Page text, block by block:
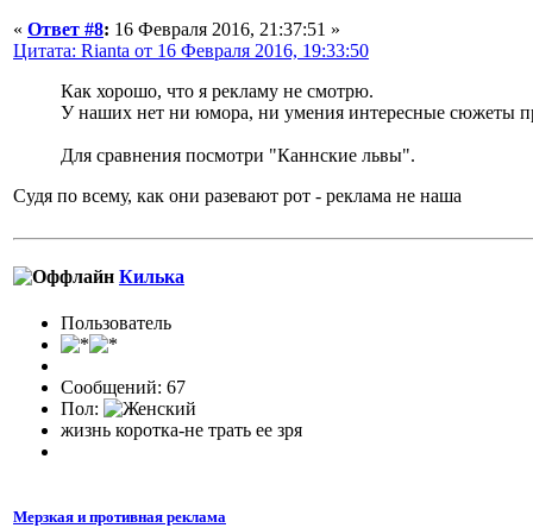
« Ответ #8: 16 Февраля 2016, 21:37:51 »
Цитата: Rianta от 16 Февраля 2016, 19:33:50
Как хорошо, что я рекламу не смотрю.
У наших нет ни юмора, ни умения интересные сюжеты
Для сравнения посмотри "Каннские львы".
Судя по всему, как они разевают рот - реклама не наша
Килька
Пользователь
Сообщений: 67
Пол:
жизнь коротка-не трать ее зря
Мерзкая и противная реклама